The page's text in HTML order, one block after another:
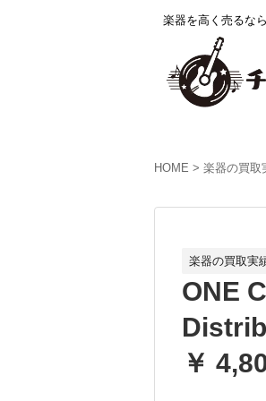
楽器を高く売るな
HOME 楽器の買取
楽器の買取実
ONE
￥